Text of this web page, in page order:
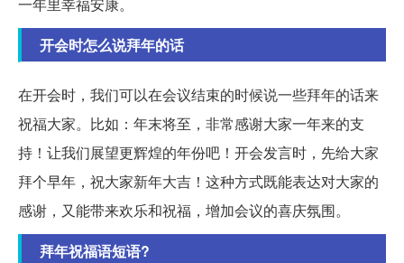
一年里幸福安康。
开会时怎么说拜年的话
在开会时，我们可以在会议结束的时候说一些拜年的话来
祝福大家。比如：年末将至，非常感谢大家一年来的支
持！让我们展望更辉煌的年份吧！开会发言时，先给大家
拜个早年，祝大家新年大吉！这种方式既能表达对大家的
感谢，又能带来欢乐和祝福，增加会议的喜庆氛围。
拜年祝福语短语?